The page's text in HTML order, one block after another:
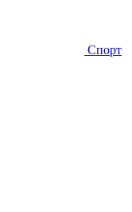
Спорт